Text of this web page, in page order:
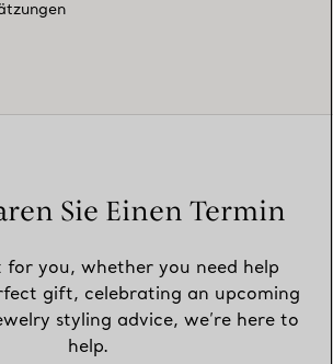
Sie Einen Termin
for you, whether you need help
gift, celebrating an upcoming
styling advice, we’re here to
help.